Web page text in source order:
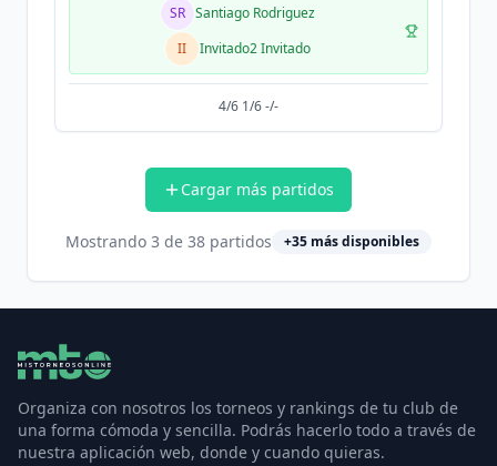
SR Santiago Rodriguez
II
Invitado2 Invitado
4/6 1/6 -/-
Cargar más partidos
Mostrando 3 de 38 partidos +35 más disponibles
Organiza con nosotros los torneos y rankings de tu club de
una forma cómoda y sencilla. Podrás hacerlo todo a través de
nuestra aplicación web, donde y cuando quieras.